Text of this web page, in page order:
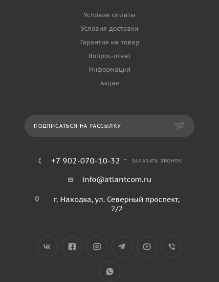
Условия оплаты
Условия доставки
Гарантия на товар
Вопрос-ответ
Информация
Акция
ПОДПИСАТЬСЯ НА РАССЫЛКУ
+7 902-070-10-32 ЗАКАЗАТЬ ЗВОНОК
info@atlantcom.ru
г. Находка, ул. Северный проспект,
2/2